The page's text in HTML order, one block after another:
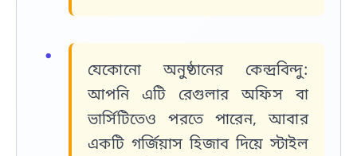
যেকোনো অনুষ্ঠানের কেন্দ্রবিন্দু:
আপনি এটি রেগুলার অফিস বা
ভার্সিটিতেও পরতে পারেন, আবার
একটি গর্জিয়াস হিজাব দিয়ে স্টাইল